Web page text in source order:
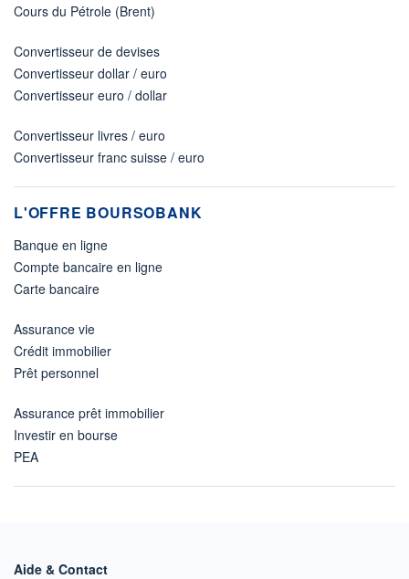
Cours du Pétrole (Brent)
Convertisseur de devises
Convertisseur dollar / euro
Convertisseur euro / dollar
Convertisseur livres / euro
Convertisseur franc suisse / euro
L'OFFRE BOURSOBANK
Banque en ligne
Compte bancaire en ligne
Carte bancaire
Assurance vie
Crédit immobilier
Prêt personnel
Assurance prêt immobilier
Investir en bourse
PEA
Aide & Contact